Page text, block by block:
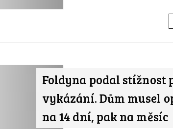
Foldyna podal stížnost
vykázání. Dům musel
na 14 dní, pak na měsíc